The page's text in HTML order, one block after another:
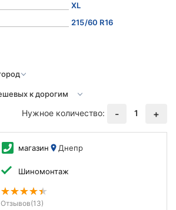
XL
215/60 R16
Нужное количество:
- 1 +
магазин Днепр
Шиномонтаж
Отзывов(13)